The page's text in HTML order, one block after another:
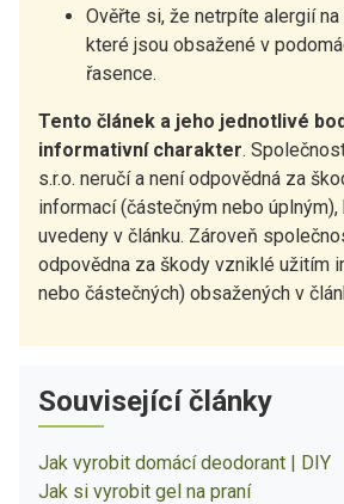
Ověřte si, že netrpíte alergií
které jsou obsažené v
řasence.
Tento článek a jeho jednotlivé
informativní charakter.
s.r.o. neručí a není odpovědná za
informací (částečným nebo
uvedeny v článku. Zároveň
odpovědna za škody vzniklé užitím
nebo částečných) obsažených v
Související články
Jak vyrobit domácí deodorant | DIY
Jak si vyrobit gel na praní